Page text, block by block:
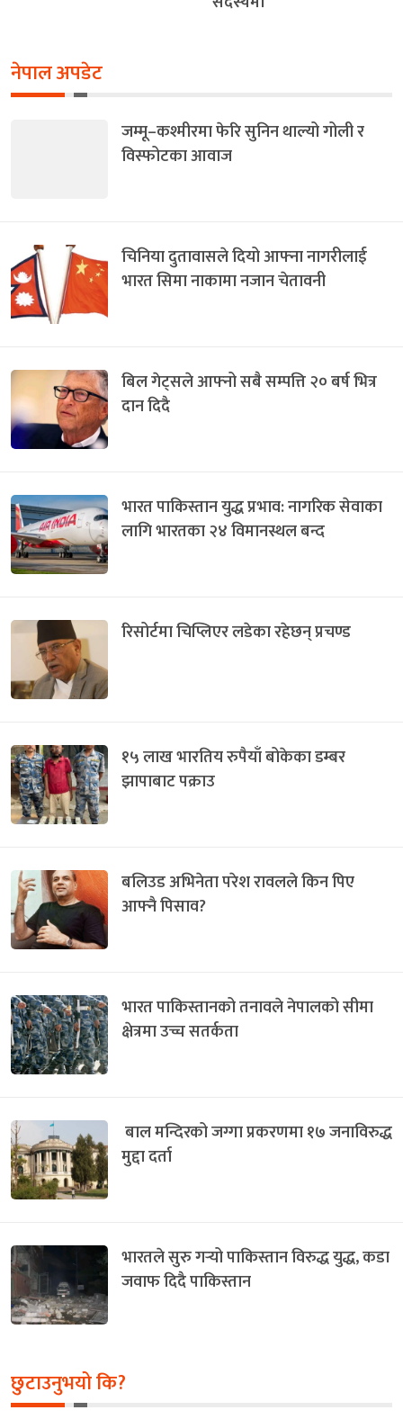
नेपाल अपडेट
जम्मू–कश्मीरमा फेरि सुनिन थाल्यो गोली र
विस्फोटका आवाज
चिनिया दुतावासले दियो आफ्ना नागरीलाई
भारत सिमा नाकामा नजान चेतावनी
बिल गेट्सले आफ्नो सबै सम्पत्ति २० बर्ष भित्र
दान दिदै
भारत पाकिस्तान युद्ध प्रभाव: नागरिक सेवाका
लागि भारतका २४ विमानस्थल बन्द
रिसोर्टमा चिप्लिएर लडेका रहेछन् प्रचण्ड
१५ लाख भारतिय रुपैयाँ बोकेका डम्बर
झापाबाट पक्राउ
बलिउड अभिनेता परेश रावलले किन पिए
आफ्नै पिसाव?
भारत पाकिस्तानको तनावले नेपालको सीमा
क्षेत्रमा उच्च सतर्कता
बाल मन्दिरको जग्गा प्रकरणमा १७ जनाविरुद्ध
मुद्दा दर्ता
भारतले सुरु गर्‍यो पाकिस्तान विरुद्ध युद्ध, कडा
जवाफ दिदै पाकिस्तान
छुटाउनुभयो कि?